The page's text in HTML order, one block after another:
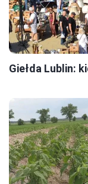
Giełda Lublin: